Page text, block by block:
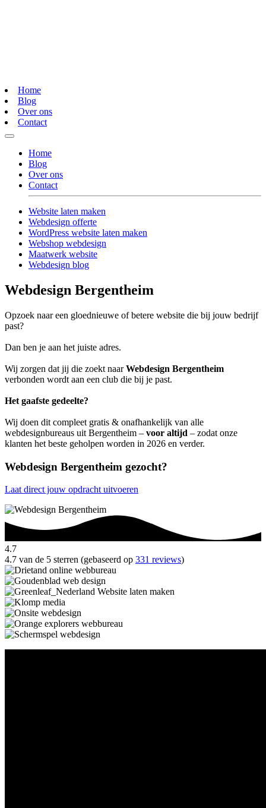
Home
Blog
Over ons
Contact
Home
Blog
Over ons
Contact
Website laten maken
Webdesign offerte
WordPress website laten maken
Webshop webdesign
Maatwerk website
Webdesign blog
Webdesign Bergentheim
Opzoek naar een gloednieuwe of betere website die bij jouw bedrijf
past?
Dan ben je aan het juiste adres.
Wij zorgen dat jij die zoekt naarWebdesign Bergentheim
verbonden wordt aan een club die bij je past.
Het gaafste gedeelte?
Wij doen dit compleet gratis & onafhankelijk van alle
webdesignbureaus uit Bergentheim – voor altijd – zodat onze
klanten het beste geholpen worden in 2026 en verder.
Webdesign Bergentheim gezocht?
Laat direct jouw opdracht uitvoeren
4.7
4.7 van de 5 sterren (gebaseerd op 331 reviews)